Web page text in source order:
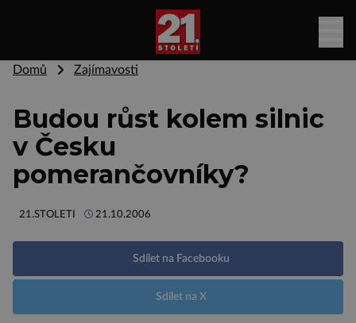
Domů Zajímavosti
Budou růst kolem silnic
v Česku
pomerančovníky?
21.STOLETI 21.10.2006
Sdílet na Facebooku
Sdílet na X